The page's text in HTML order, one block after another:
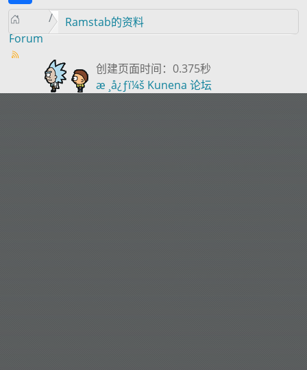
Forum
Ramstab的资料
创建页面时间：0.375秒
æ ¸å¿ƒï¼š Kunena 论坛